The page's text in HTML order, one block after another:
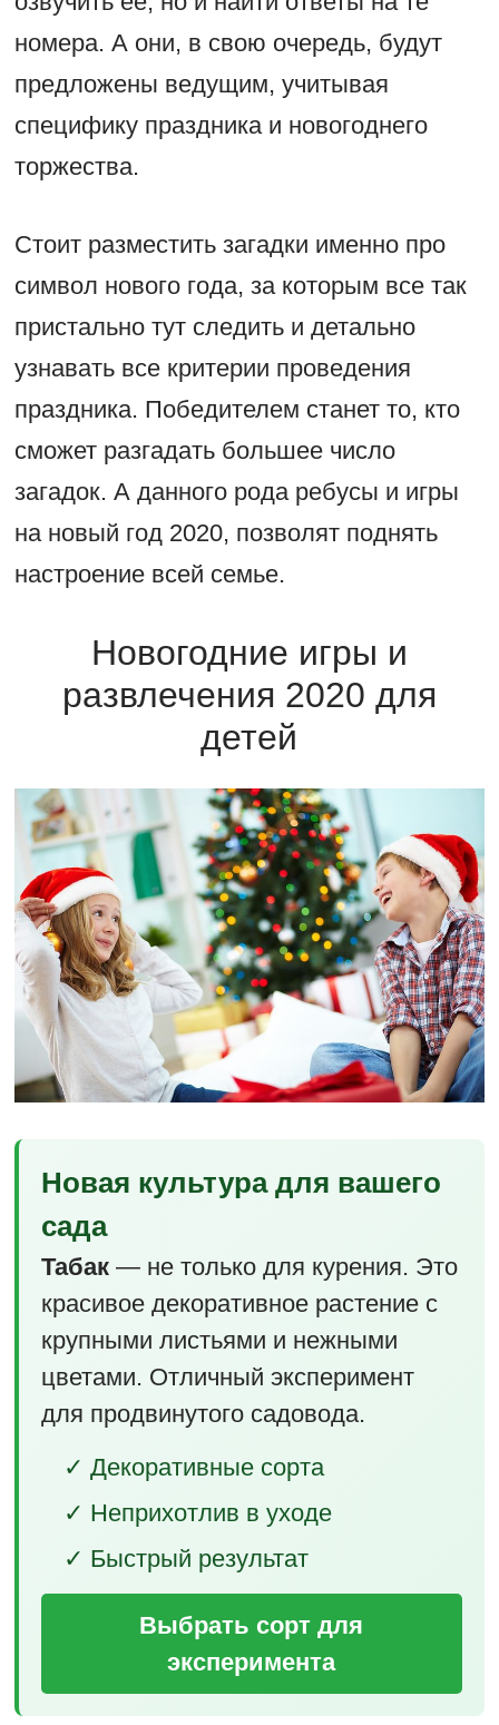
номера. А они, в свою очередь, будут
предложены ведущим, учитывая
специфику праздника и новогоднего
торжества.
Стоит разместить загадки именно про
символ нового года, за которым все так
пристально тут следить и детально
узнавать все критерии проведения
праздника. Победителем станет то, кто
сможет разгадать большее число
загадок. А данного рода ребусы и игры
на новый год 2020, позволят поднять
настроение всей семье.
Новогодние игры и
развлечения 2020 для
детей
Новая культура для вашего
сада
Табак— не только для курения. Это
красивое декоративное растение с
крупными листьями и нежными
цветами. Отличный эксперимент
для продвинутого садовода.
✓ Декоративные сорта
✓ Неприхотлив в уходе
✓ Быстрый результат
Выбрать сорт для
эксперимента